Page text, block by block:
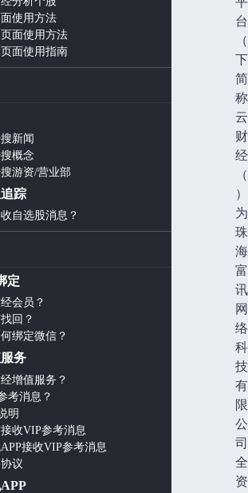
使用方法
面使用方法
面使用指南
新闻
概念
游资/营业部
踪
自选股消息？
定
会员？
回？
绑定微信？
务
增值服务？
考消息？
明
收VIP参考消息
接收VIP参考消息
议
台
下
简
称
云
财
）
为
珠
海
富
讯
网
络
科
技
有
限
公
司
全
资